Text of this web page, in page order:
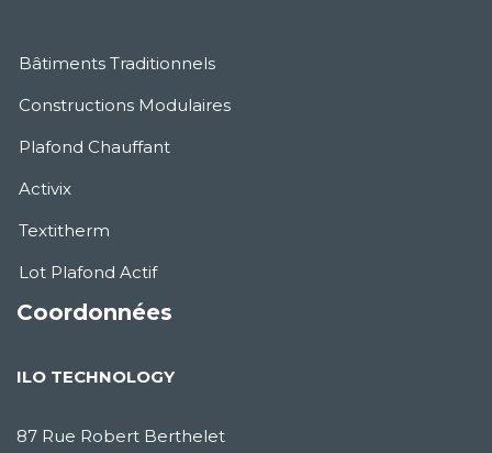
Bâtiments Traditionnels
Constructions Modulaires
Plafond Chauffant
Activix
Textitherm
Lot Plafond Actif
Coordonnées
ILO TECHNOLOGY
87 Rue Robert Berthelet